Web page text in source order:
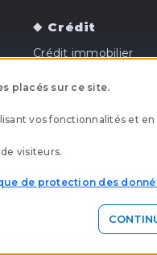
Crédit
Crédit immobilier
Ethique et
Mentions
placés sur ce site.
vos fonctionnalités et
visiteurs.
de protection des